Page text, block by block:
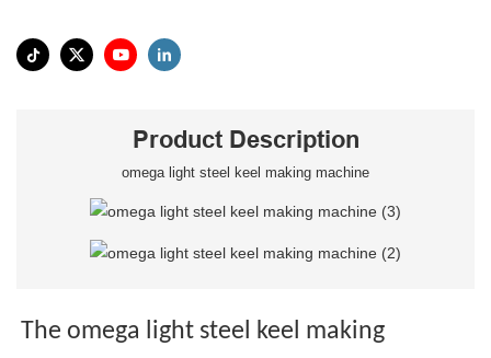
Product Description
omega light steel keel making machine
The omega light steel keel making